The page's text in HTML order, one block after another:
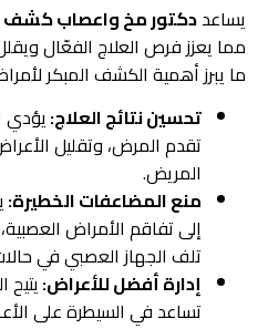
يساعددكتور مخ واعصاب كشف
مما يعزز فرص العلاج الفعّال
ما يبرز أهمية الكشف المبكر
تحسين نتائج العلاج:يؤدي
تقدم المرض، وتقليل
المريض.
منع المضاعفات الخطيرة:
إلى تفاقم الأمراض
تلف الجهاز العصبي في
إدارة أفضل للأعراض:
تساعد في السيطرة على